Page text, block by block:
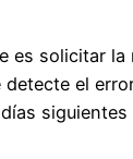
es solicitar
el